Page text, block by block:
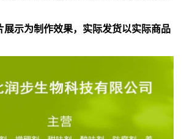
展示为制作效果，实际发货以实际商品